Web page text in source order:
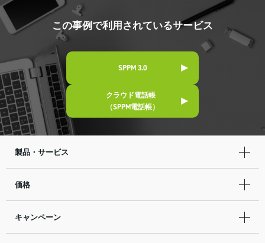
この事例で利用されているサービス
SPPM 3.0
クラウド電話帳
（SPPM電話帳）
製品・サービス
価格
キャンペーン